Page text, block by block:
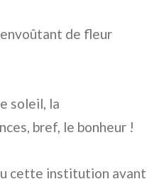
de fleur
soleil, la
bref, le bonheur !
cette institution avant